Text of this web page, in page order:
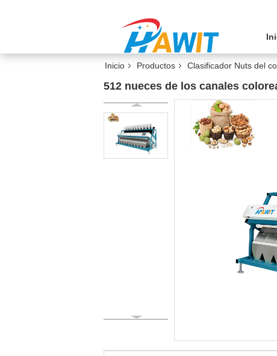
Inicio Productos Clasificador Nuts del
512 nueces de los canales